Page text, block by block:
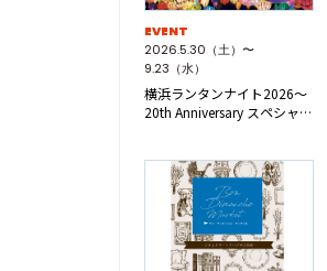
EVENT
2026.5.30（土）〜
9.23（水）
横浜ランタンナイト2026～
20th Anniversary スペシャ…